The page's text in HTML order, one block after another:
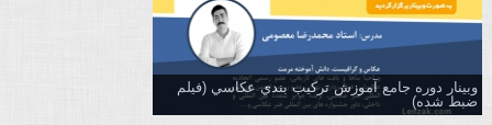
وبینار دوره جامع آموزش تركيب بندي عكاسي (فیلم
ضبط شده)